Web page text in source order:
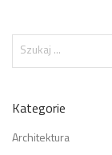
Kategorie
Architektura